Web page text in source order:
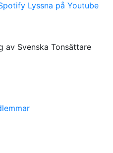
Lyssna på Youtube
av Svenska Tonsättare